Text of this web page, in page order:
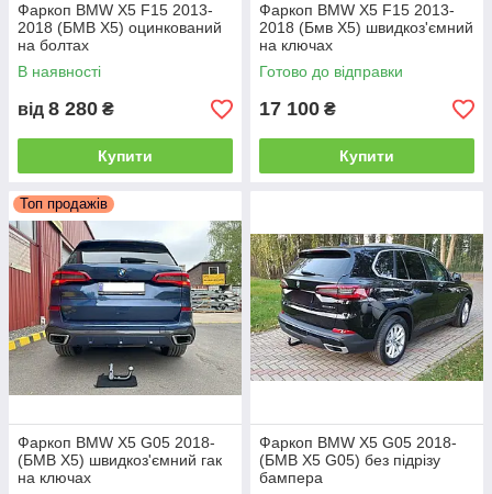
Фаркоп BMW X5 F15 2013-
2018 (БМВ Х5) оцинкований
на болтах
В наявності
від 8 280 ₴
Купити
Фаркоп BMW X5 F15 2013-
2018 (Бмв Х5) швидкоз'ємний
на ключах
Готово до відправки
17 100 ₴
Купити
Топ продажів
Фаркоп BMW X5 G05 2018-
(БМВ Х5) швидкоз'ємний гак
на ключах
Фаркоп BMW X5 G05 2018-
(БМВ Х5 G05) без підрізу
бампера